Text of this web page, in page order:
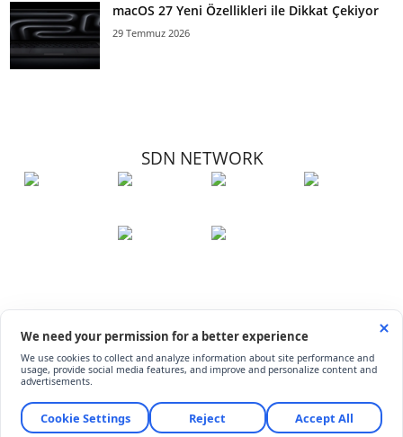
macOS 27 Yeni Özellikleri ile Dikkat Çekiyor
29 Temmuz 2026
SDN NETWORK